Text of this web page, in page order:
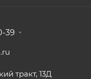
39
тракт, 13Д